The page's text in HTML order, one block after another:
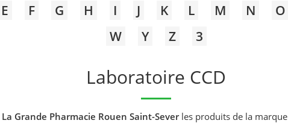
E F G H I J K L M N O
W
Y Z 3
Laboratoire CCD
La Grande Pharmacie Rouen Saint-Severles produits de la marque